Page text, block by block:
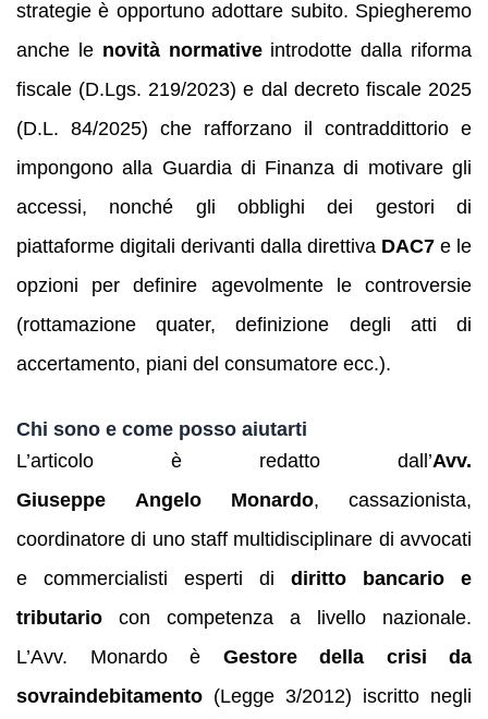
strategie è opportuno adottare subito. Spiegheremo
anche le novità normativeintrodotte dalla riforma
fiscale (D.Lgs. 219/2023) e dal decreto fiscale 2025
(D.L. 84/2025) che rafforzano il contraddittorio e
impongono alla Guardia di Finanza di motivare gli
accessi, nonché gli obblighi dei gestori di
piattaforme digitali derivanti dalla direttiva DAC7 e le
opzioni per definire agevolmente le controversie
(rottamazione quater, definizione degli atti di
accertamento, piani del consumatore ecc.).
Chi sono e come posso aiutarti
L’articolo è redatto dall’Avv.
Giuseppe Angelo Monardo, cassazionista,
coordinatore di uno staff multidisciplinare di avvocati
e commercialisti esperti di diritto bancario e
tributario con competenza a livello nazionale.
L’Avv. Monardo è Gestore della crisi da
sovraindebitamento (Legge 3/2012) iscritto negli